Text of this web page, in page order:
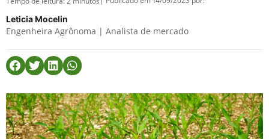
Leticia Mocelin
Engenheira Agrônoma | Analista de mercado